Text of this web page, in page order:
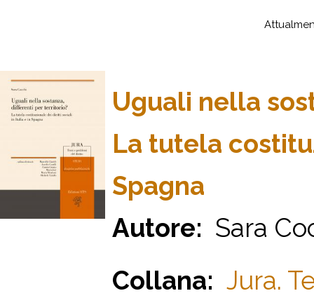
Uguali nella
La tutela
Spagna
Autore: Sara
Collana: Jura.